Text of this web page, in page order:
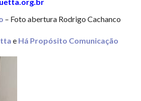
– Foto abertura Rodrigo Cachanco
e Há Propósito Comunicação